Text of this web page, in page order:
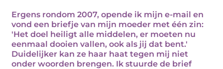
Ergens rondom 2007, opende ik mijn e-mail en
vond een briefje van mijn moeder met één zin:
'Het doel heiligt alle middelen, er moeten nu
eenmaal dooien vallen, ook als jij dat bent.'
Duidelijker kan ze haar haat tegen mij niet
onder woorden brengen. Ik stuurde de brief